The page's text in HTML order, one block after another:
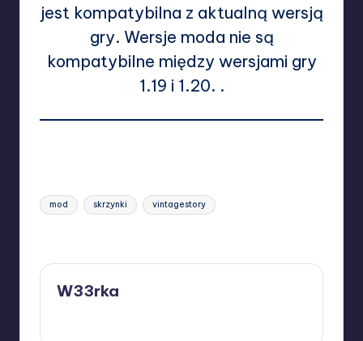
jest kompatybilna z aktualną wersją
gry. Wersje moda nie są
kompatybilne między wersjami gry
1.19 i 1.20. .
Tags:
mod skrzynki vintagestory
W33rka